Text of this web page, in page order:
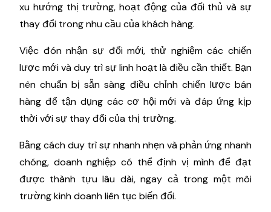
xu hướng thị trường, hoạt động của đối thủ và sự
thay đổi trong nhu cầu của khách hàng.
Việc đón nhận sự đổi mới, thử nghiệm các chiến
lược mới và duy trì sự linh hoạt là điều cần thiết. Bạn
nên chuẩn bị sẵn sàng điều chỉnh chiến lược bán
hàng để tận dụng các cơ hội mới và đáp ứng kịp
thời với sự thay đổi của thị trường.
Bằng cách duy trì sự nhanh nhẹn và phản ứng nhanh
chóng, doanh nghiệp có thể định vị mình để đạt
được thành tựu lâu dài, ngay cả trong một môi
trường kinh doanh liên tục biến đổi.